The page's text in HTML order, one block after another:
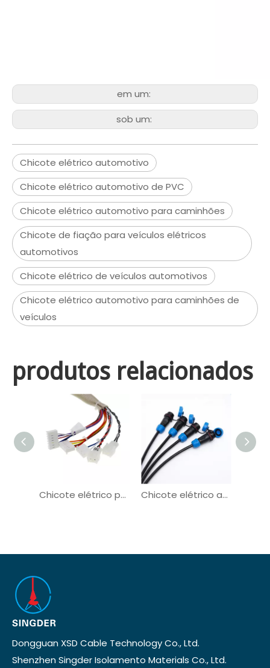
em um:
sob um:
Chicote elétrico automotivo
Chicote elétrico automotivo de PVC
Chicote elétrico automotivo para caminhões
Chicote de fiação para veículos elétricos
automotivos
Chicote elétrico de veículos automotivos
Chicote elétrico automotivo para caminhões de
veículos
produtos relacionados
Chicote elétrico para veículos automotivos do conector Molex de tecido Chicote elétrico automotivo de entrega de energia do conector M12
Dongguan XSD Cable Technology Co., Ltd.
Shenzhen Singder Isolamento Materials Co., Ltd.